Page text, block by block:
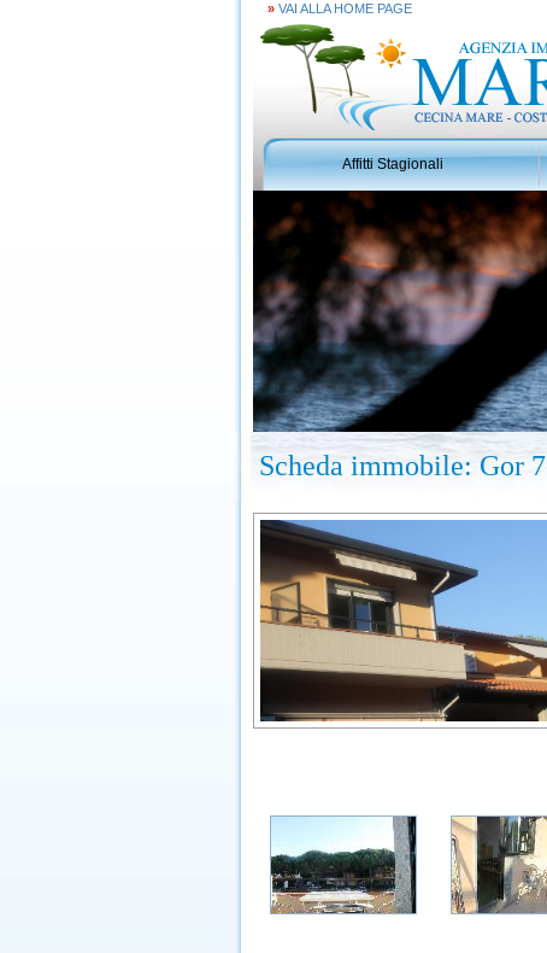
» VAI ALLA HOME PAGE
Affitti Stagionali
Scheda immobile: Gor 7